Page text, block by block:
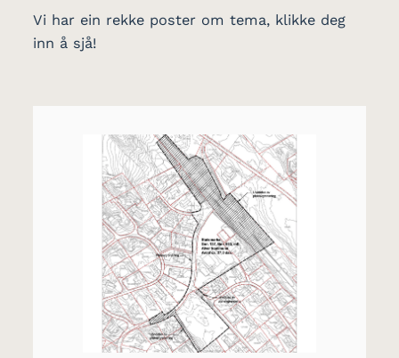
Vi har ein rekke poster om tema, klikke deg
inn å sjå!